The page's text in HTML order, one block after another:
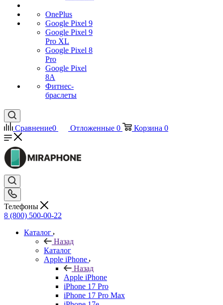
OnePlus
Google Pixel 9
Google Pixel 9
Pro XL
Google Pixel 8
Pro
Google Pixel
8A
Фитнес-
браслеты
Сравнение0 Отложенные 0 Корзина 0
Телефоны
8 (800) 500-00-22
Каталог
Назад
Каталог
Apple iPhone
Назад
Apple iPhone
iPhone 17 Pro
iPhone 17 Pro Max